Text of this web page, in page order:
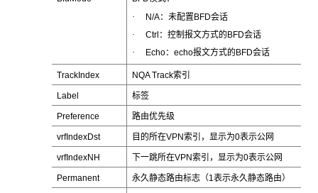
· N/A：未配置BFD会话
· Ctrl：控制报文方式的BFD会话
· Echo：echo报文方式的BFD会话
TrackIndex NQA Track索引
Label 标签
Preference 路由优先级
vrfIndexDst 目的所在VPN索引，显示为0表示公网
vrfIndexNH 下一跳所在VPN索引，显示为0表示公网
Permanent 永久静态路由标志（1表示永久静态路由）